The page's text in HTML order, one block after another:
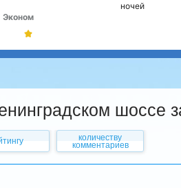
ночей
Эконом
шоссе
количеству
комментариев